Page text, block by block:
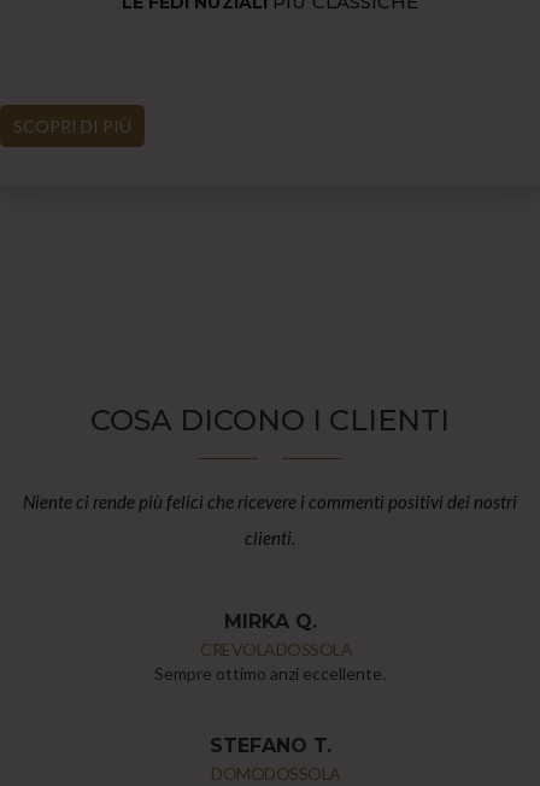
SCOPRI DI PIÙ
COSA DICONO I CLIENTI
Niente ci rende più felici che ricevere i commenti positivi dei nostri
clienti.
MIRKA Q.
CREVOLADOSSOLA
Sempre ottimo anzi eccellente.
STEFANO T.
DOMODOSSOLA